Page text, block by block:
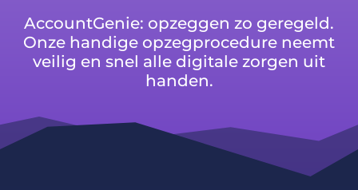
AccountGenie: opzeggen zo geregeld.
Onze handige opzegprocedure neemt
veilig en snel alle digitale zorgen uit
handen.